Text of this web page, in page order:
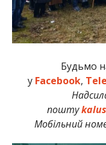
Будьмо
у Facebook,
пошту
Мобільний